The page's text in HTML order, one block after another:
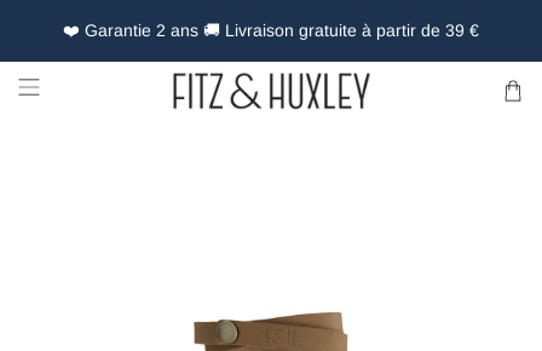
❤️ Garantie 2 ans 🚚 Livraison gratuite à partir de 39 €